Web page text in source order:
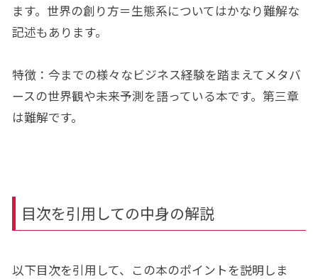
ます。世界の創り方＝生態系についてはかなり難解な
記述もあります。
特徴：今までの様々なビジネス経験を踏まえてメタバ
ースの世界観や未来予測を語っている本です。第三章
は難解です。
目次を引用しての中身の解説
以下目次を引用して、この本のポイントを説明しま